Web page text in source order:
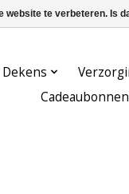
Dekens
Cadeaubonnen
website te verbeteren. Is